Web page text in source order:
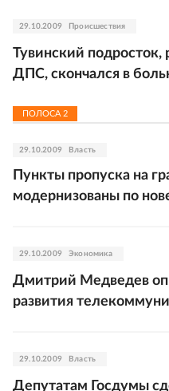
29.10.2009 Происшествия
Тувинский
ДПС, скончался в
ПОЛОСА 2
29.10.2009 Власть
Пункты пропуска на
модернизованы по
29.10.2009 Экономика
Дмитрий Медведев
развития
29.10.2009 Власть
Депутатам Госдумы